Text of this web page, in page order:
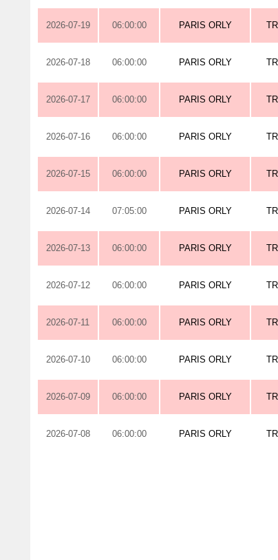
2026-07-19 06:00:00 PARIS ORLY
2026-07-18 06:00:00 PARIS ORLY
2026-07-17 06:00:00 PARIS ORLY
2026-07-16 06:00:00 PARIS ORLY
2026-07-15 06:00:00 PARIS ORLY
2026-07-14 07:05:00 PARIS ORLY
2026-07-13 06:00:00 PARIS ORLY
2026-07-12 06:00:00 PARIS ORLY
2026-07-11 06:00:00 PARIS ORLY
2026-07-10 06:00:00 PARIS ORLY
2026-07-09 06:00:00 PARIS ORLY
2026-07-08 06:00:00 PARIS ORLY